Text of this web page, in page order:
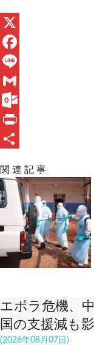
X
F
a
c
e
b
o
k
L
n
e
G
m
a
l
O
u
l
o
k
.
m
P
i
n
有
関 連 記 事
エボラ危機、
国の支援減も
(2026年08月07日)